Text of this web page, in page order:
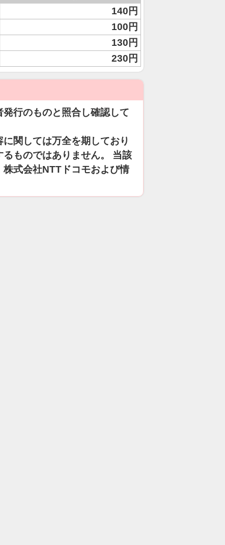
140円
100円
130円
230円
行のものと照合し確認して
関しては万全を期しており
ものではありません。 当該
式会社NTTドコモおよび情